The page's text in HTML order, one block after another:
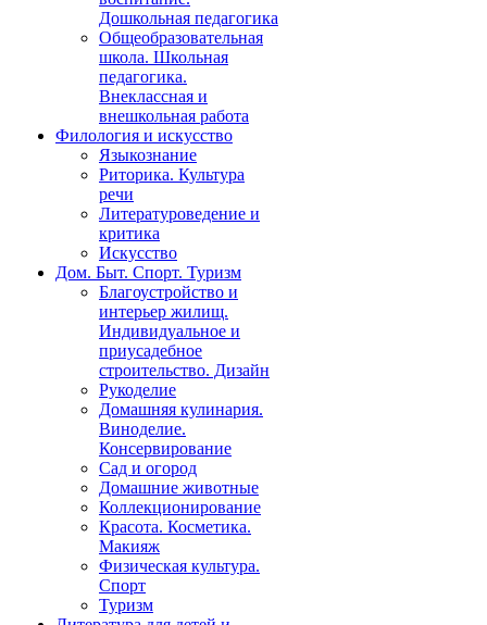
Дошкольная педагогика
Общеобразовательная
школа. Школьная
педагогика.
Внеклассная и
внешкольная работа
Филология и искусство
Языкознание
Риторика. Культура
речи
Литературоведение и
критика
Искусство
Дом. Быт. Спорт. Туризм
Благоустройство и
интерьер жилищ.
Индивидуальное и
приусадебное
строительство. Дизайн
Рукоделие
Домашняя кулинария.
Виноделие.
Консервирование
Сад и огород
Домашние животные
Коллекционирование
Красота. Косметика.
Макияж
Физическая культура.
Спорт
Туризм